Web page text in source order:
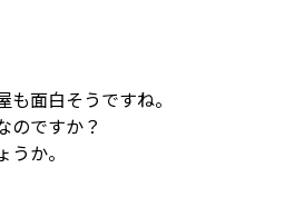
面白そうですね。
のですか？
か。